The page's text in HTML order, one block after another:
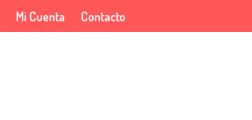
Mi Cuenta Contacto